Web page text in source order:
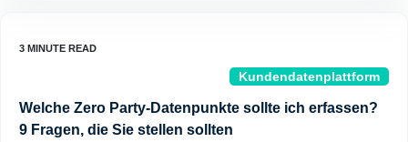
Kundendatenplattform
Welche Zero Party-Datenpunkte sollte ich erfassen?
9 Fragen, die Sie stellen sollten